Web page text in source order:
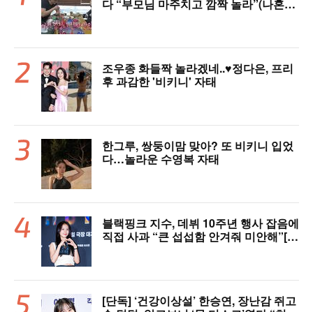
다 “부모님 마주치고 깜짝 놀라”(나혼자
조우종 화들짝 놀라겠네..♥정다은, 프리
후 과감한 '비키니' 자태
한그루, 쌍둥이맘 맞아? 또 비키니 입었
다…놀라운 수영복 자태
블랙핑크 지수, 데뷔 10주년 행사 잡음에
직접 사과 “큰 섭섭함 안겨줘 미안해”[핫
[단독] ‘건강이상설’ 한승연, 장난감 쥐고